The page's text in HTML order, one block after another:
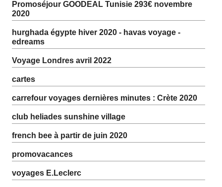
Promoséjour GOODEAL Tunisie 293€ novembre
2020
hurghada égypte hiver 2020 - havas voyage -
edreams
Voyage Londres avril 2022
cartes
carrefour voyages dernières minutes : Crète 2020
club heliades sunshine village
french bee à partir de juin 2020
promovacances
voyages E.Leclerc